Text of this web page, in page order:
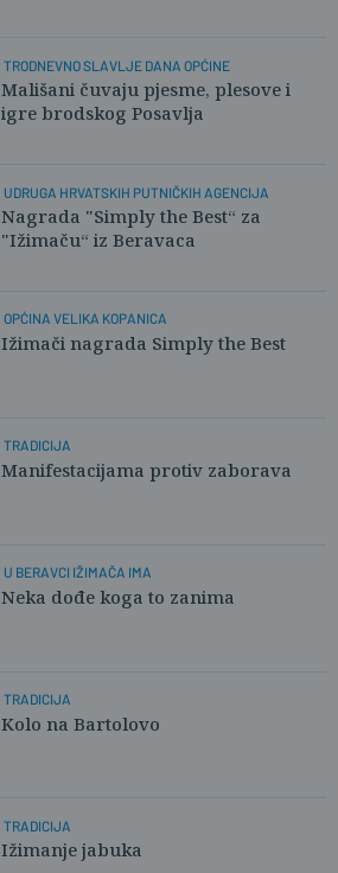
TRODNEVNO SLAVLJE DANA OPĆINE
Mališani čuvaju pjesme, plesove i
igre brodskog Posavlja
UDRUGA HRVATSKIH PUTNIČKIH AGENCIJA
Nagrada "Simply the Best“ za
"Ižimaču“ iz Beravaca
OPĆINA VELIKA KOPANICA
Ižimači nagrada Simply the Best
TRADICIJA
Manifestacijama protiv zaborava
U BERAVCI IŽIMAČA IMA
Neka dođe koga to zanima
TRADICIJA
Kolo na Bartolovo
TRADICIJA
Ižimanje jabuka